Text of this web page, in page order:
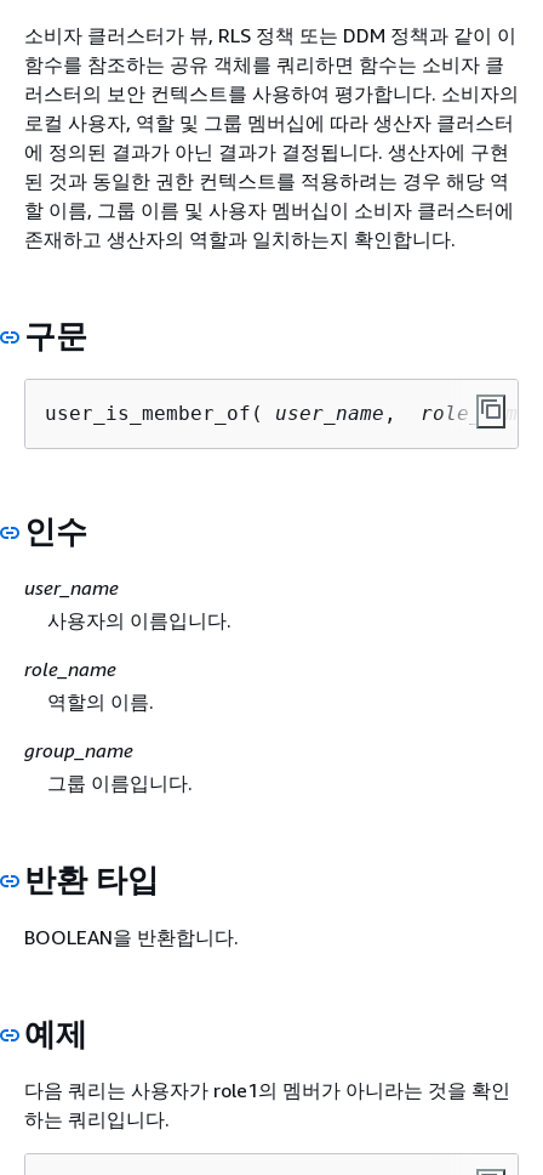
소비자 클러스터가 뷰, RLS 정책 또는 DDM 정책과 같이 이
함수를 참조하는 공유 객체를 쿼리하면 함수는 소비자 클
러스터의 보안 컨텍스트를 사용하여 평가합니다. 소비자의
로컬 사용자, 역할 및 그룹 멤버십에 따라 생산자 클러스터
에 정의된 결과가 아닌 결과가 결정됩니다. 생산자에 구현
된 것과 동일한 권한 컨텍스트를 적용하려는 경우 해당 역
할 이름, 그룹 이름 및 사용자 멤버십이 소비자 클러스터에
존재하고 생산자의 역할과 일치하는지 확인합니다.
구문
user_is_member_of( user_name , role_name
인수
user_name
사용자의 이름입니다.
role_name
역할의 이름.
group_name
그룹 이름입니다.
반환 타입
BOOLEAN을 반환합니다.
예제
다음 쿼리는 사용자가 role1의 멤버가 아니라는 것을 확인
하는 쿼리입니다.